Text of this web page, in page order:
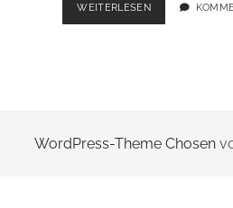
WEITERLESENWAS
IST
WordPress-Theme Chosen